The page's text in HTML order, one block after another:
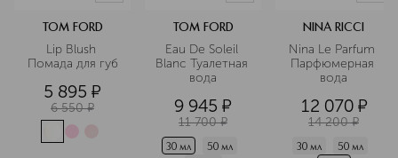
TOM FORD
Lip Blush
Помада для губ
5 895 ¤
6 550 ¤
TOM FORD
Eau De Soleil
Blanc Туалетная
вода
9 945 ¤
11 700 ¤
30 мл
50 мл
NINA RICCI
Nina Le Parfum
Парфюмерная
вода
12 070 ¤
14 200 ¤
30 мл
50 мл